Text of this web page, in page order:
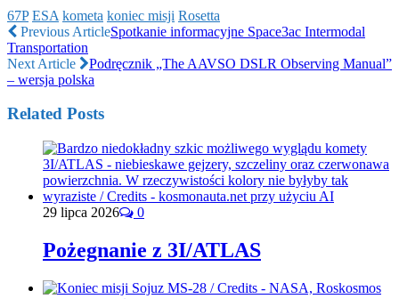
67P ESA kometa koniec misji Rosetta
Previous ArticleSpotkanie informacyjne Space3ac Intermodal
Transportation
Next Article
Podręcznik „The AAVSO DSLR Observing Manual”
– wersja polska
Related Posts
29 lipca 2026 0
Pożegnanie z 3I/ATLAS